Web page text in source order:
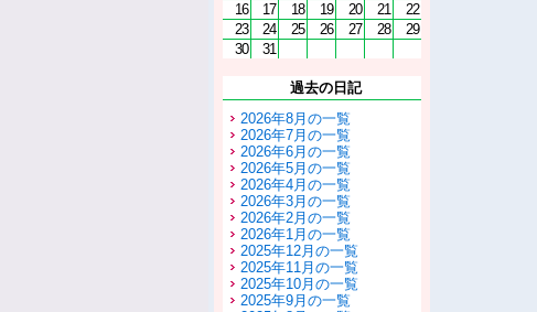
16
17 18 19 20 21
22
23
24 25 26 27 28
29
30
31
過去の日記
2026年8月の一覧
2026年7月の一覧
2026年6月の一覧
2026年5月の一覧
2026年4月の一覧
2026年3月の一覧
2026年2月の一覧
2026年1月の一覧
2025年12月の一覧
2025年11月の一覧
2025年10月の一覧
2025年9月の一覧